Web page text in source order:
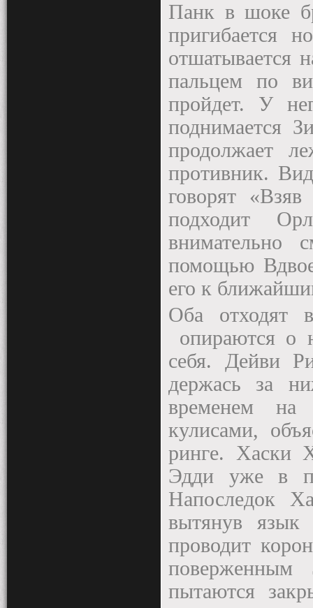
Панк в шоке
пригибается
отшатывается
пальцем по
пройдет. У
поднимается
продолжает
противник.
говорят
подходит
внимательно
помощью
его к
Оба отходят
опираются о
себя. Дейви
держась за
временем на
кулисами,
ринге. Хаски
Эдди уже в
Напоследок
вытянув язык
проводит
поверженным
пытаются